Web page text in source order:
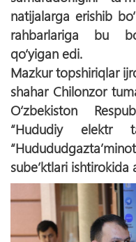
natijalarga erishib
rahbarlariga bu
qо‘yigan edi.
Mazkur topshiriqlar
shahar Chilonzor
О‘zbekiston
“Hududiy elektr
sube’ktlari